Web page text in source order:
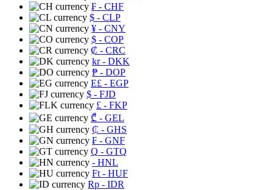
₣ - CHF
$ - CLP
¥ - CNY
$ - COP
₡ - CRC
kr- DKK
₱ - DOP
E£ - EGP
$ - FJD
£ - FKP
₾ - GEL
₵ - GHS
₣ - GNF
Q - GTQ
- HNL
Ft - HUF
Rp - IDR